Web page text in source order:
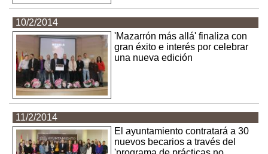
10/2/2014
'Mazarrón más allá' finaliza con
gran éxito e interés por celebrar
una nueva edición
11/2/2014
El ayuntamiento contratará a 30
nuevos becarios a través del